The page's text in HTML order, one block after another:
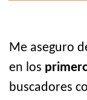
Me aseguro
en los
buscadores